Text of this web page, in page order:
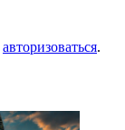
авторизоваться.